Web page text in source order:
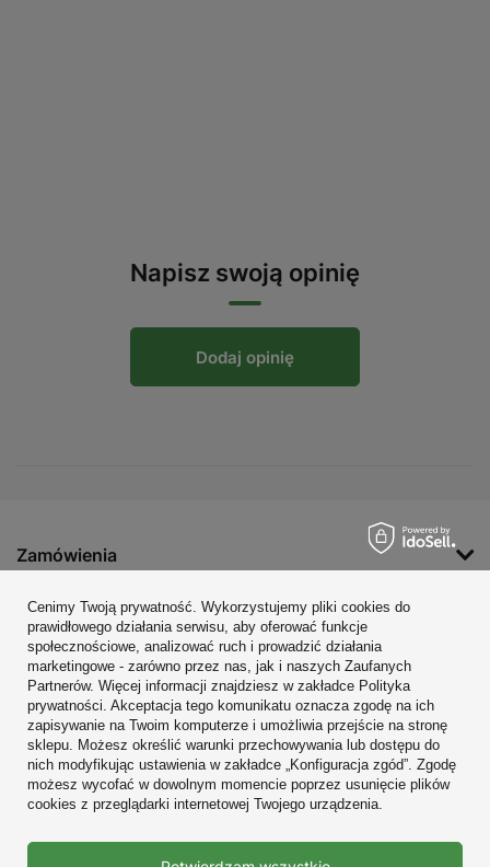
Napisz swoją opinię
Dodaj opinię
Zamówienia
Regulaminy
Zobacz również
W sklepie prezentujemy ceny brutto (z VAT).
Cenimy Twoją prywatność. Wykorzystujemy pliki cookies do
prawidłowego działania serwisu, aby oferować funkcje
społecznościowe, analizować ruch i prowadzić działania
marketingowe - zarówno przez nas, jak i naszych Zaufanych
Partnerów. Więcej informacji znajdziesz w zakładce Polityka
prywatności. Akceptacja tego komunikatu oznacza zgodę na ich
zapisywanie na Twoim komputerze i umożliwia przejście na stronę
sklepu. Możesz określić warunki przechowywania lub dostępu do
nich modyfikując ustawienia w zakładce „Konfiguracja zgód”. Zgodę
możesz wycofać w dowolnym momencie poprzez usunięcie plików
cookies z przeglądarki internetowej Twojego urządzenia.